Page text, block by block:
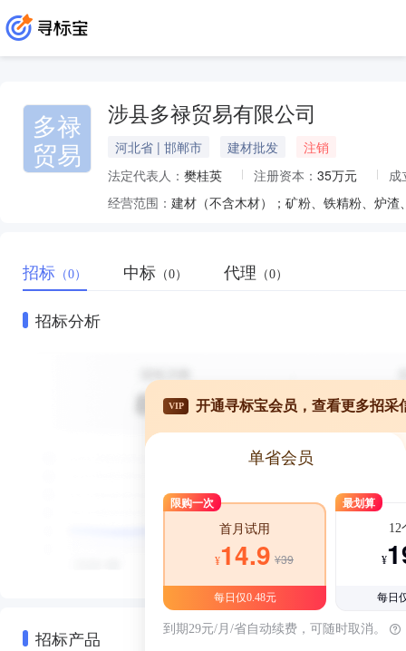
多禄
贸易
涉县多禄贸易有限公司
河北省 | 邯郸市 建材批发
注销
法定代表人： 樊桂英 注册资本： 35万元
成
经营范围：
招标 （0） 中标 （0） 代理 （0）
招标分析
招标产品
VIP 开通寻标宝会员，查看更多招采
单省会员
限购一次
首月试用
¥14.9 ¥39
每日仅0.48元
最划算
12
¥
每日
到期29元/月/省自动续费，可随时取消。